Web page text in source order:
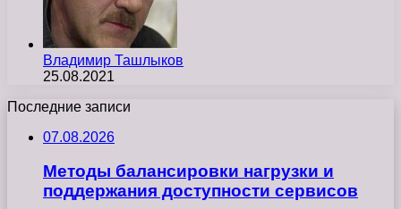
Владимир Ташлыков
25.08.2021
Последние записи
07.08.2026
Методы балансировки нагрузки и
поддержания доступности сервисов